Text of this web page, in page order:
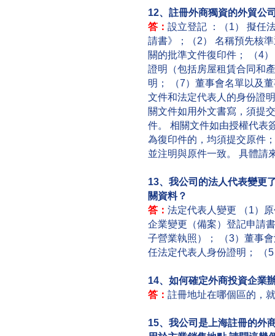
12、註冊外商獨資的外貿公
答： 設立登記 ：（1） 擬任
請書》；（2） 名稱預先核
關的批準文件復印件； （4
證明（包括房屋租賃合同和
明； （7）董事會名單以及
文件和法定代表人的身份證
關文件如用外文書寫，須提
件。 相關文件如由授權代表
為復印件的，均須提交原件
並注明與原件一致。 具體請
13、我公司的法人代表變更
關資料？
答： 法定代表人變更 （1）
企業變更（備案）登記申請
子營業執照）； （3）董事
任法定代表人身份證明； （
14、如何確定外商投資企業
答： 註冊地址在哪個區的，
15、我公司是上海註冊的外